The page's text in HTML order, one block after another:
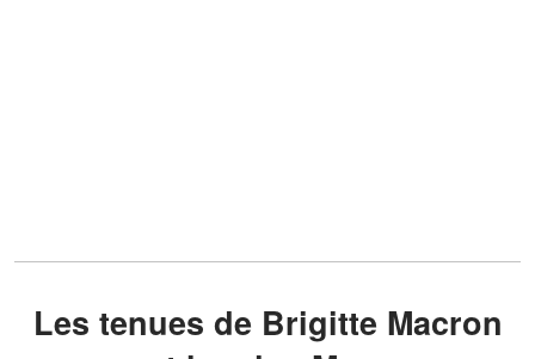
Les tenues de Brigitte Macron